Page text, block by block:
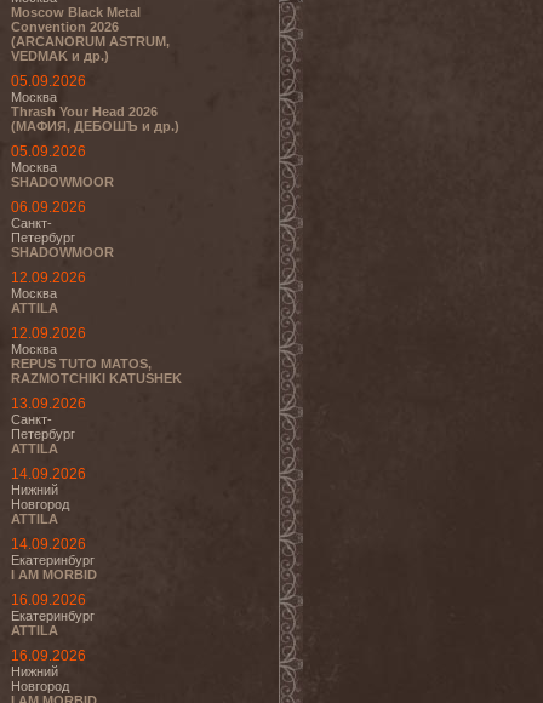
Moscow Black Metal
Convention 2026
(ARCANORUM ASTRUM,
VEDMAK и др.)
05.09.2026
Москва
Thrash Your Head 2026
(МАФИЯ, ДЕБОШЪ и др.)
05.09.2026
Москва
SHADOWMOOR
06.09.2026
Санкт-
Петербург
SHADOWMOOR
12.09.2026
Москва
ATTILA
12.09.2026
Москва
REPUS TUTO MATOS,
RAZMOTCHIKI KATUSHEK
13.09.2026
Санкт-
Петербург
ATTILA
14.09.2026
Нижний
Новгород
ATTILA
14.09.2026
Екатеринбург
I AM MORBID
16.09.2026
Екатеринбург
ATTILA
16.09.2026
Нижний
Новгород